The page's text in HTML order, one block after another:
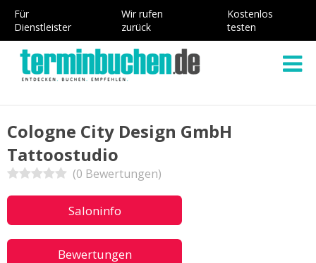
Für
Dienstleister
Wir rufen
zurück
Kostenlos
testen
Cologne City Design GmbH
Tattoostudio
(0 Bewertungen)
Saloninfo
Bewertungen